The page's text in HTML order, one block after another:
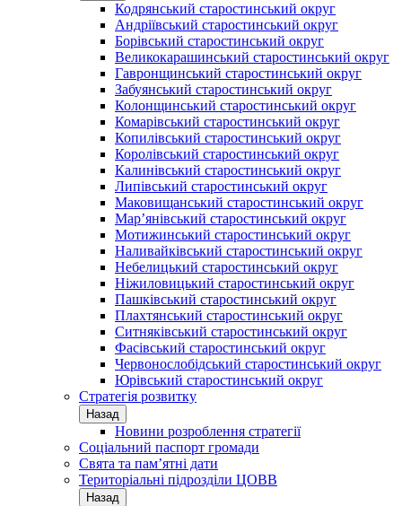
Кодрянський старостинський округ
Андріївський старостинський округ
Борівський старостинський округ
Великокарашинський старостинський округ
Гавронщинський старостинський округ
Забуянський старостинський округ
Колонщинський старостинський округ
Комарівський старостинський округ
Копилівський старостинський округ
Королівський старостинський округ
Калинівський старостинський округ
Липівський старостинський округ
Маковищанський старостинський округ
Мар’янівський старостинський округ
Мотижинський старостинський округ
Наливайківський старостинський округ
Небелицький старостинський округ
Ніжиловицький старостинський округ
Пашківський старостинський округ
Плахтянський старостинський округ
Ситняківський старостинський округ
Фасівський старостинський округ
Червонослобідський старостинський округ
Юрівський старостинський округ
Стратегія розвитку
Назад
Новини розроблення стратегії
Соціальний паспорт громади
Свята та пам’ятні дати
Територіальні підрозділи ЦОВВ
Назад